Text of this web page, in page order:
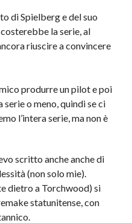
di Spielberg e del suo
la serie, al
riuscire a convincere
produrre un pilot e poi
o meno, quindi se ci
l’intera serie, ma non è
scritto anche anche di
(non solo mie).
dietro a Torchwood) si
statunitense, con